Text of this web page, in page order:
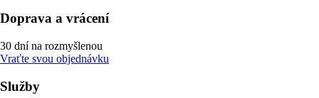
Doprava a vrácení
30 dní na rozmyšlenou
Vraťte svou objednávku
Služby